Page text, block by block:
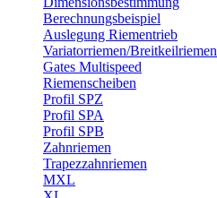
Berechnungsbeispiel
Auslegung Riementrieb
Variatorriemen/Breitkeilriemen
Gates Multispeed
Riemenscheiben
Profil SPZ
Profil SPA
Profil SPB
Zahnriemen
Trapezzahnriemen
MXL